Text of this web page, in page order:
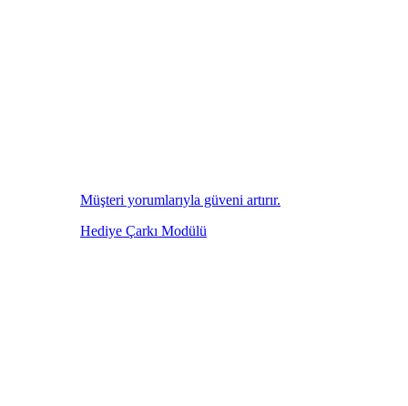
Müşteri yorumlarıyla güveni artırır.
Hediye Çarkı Modülü